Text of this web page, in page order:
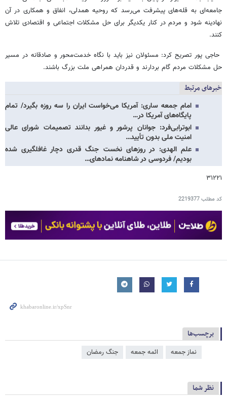
جامعه‌ای به قله‌های پیشرفت می‌رسد که روحیه همدلی، انفاق و همکاری در آن
نهادینه شود و مردم در کنار یکدیگر برای حل مشکلات اجتماعی و اقتصادی تلاش
کنند.
حاجی پور تصریح کرد: مسئولان نیز باید با نگاه خدمت‌محور و صادقانه در مسیر
حل مشکلات مردم گام بردارند و قدردان همراهی ملت بزرگ باشند.
خبرهای مرتبط
امام جمعه ساری: آمریکا می‌خواست ایران را سه روزه بگیرد/ تمام
پایگاه‌های آمریکا در…
ابوترابی‌فرد: جوانان پرشور و غیور بدانند تصمیمات شورای عالی
امنیت ملی بدون تأیید…
علم الهدی: در روزهای نخست جنگ قدری دچار غافلگیری شده
بودیم/ فردوسی در شاهنامه نمادهای…
۳۱۲۲۱
کد مطلب2219377
برچسب‌ها
نماز جمعه ائمه جمعه جنگ رمضان
نظر شما